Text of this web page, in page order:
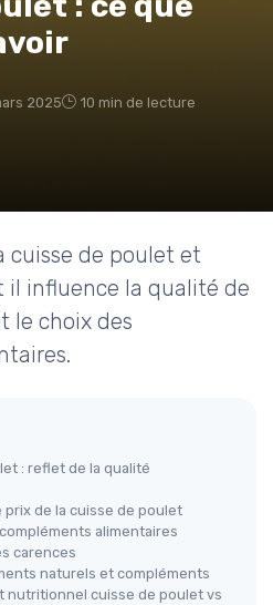
2025 10 min de lecture
cuisse de poulet et
influence la qualité de
le choix des
: reflet de la qualité
de la cuisse de poulet
alimentaires
carences
naturels et compléments
nutritionnel cuisse de poulet vs